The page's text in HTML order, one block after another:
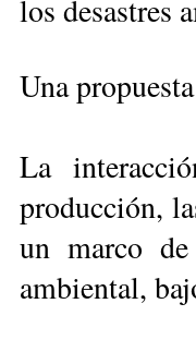
los desastres
Una propuesta
La
producción,
un marco
ambiental,